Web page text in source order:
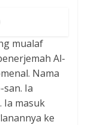
mualaf
Al-
Nama
Ia
Ia masuk
ke